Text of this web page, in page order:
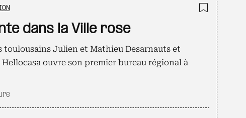
dans la Ville rose
toulousains Julien et Mathieu Desarnauts et
ouvre son premier bureau régional à